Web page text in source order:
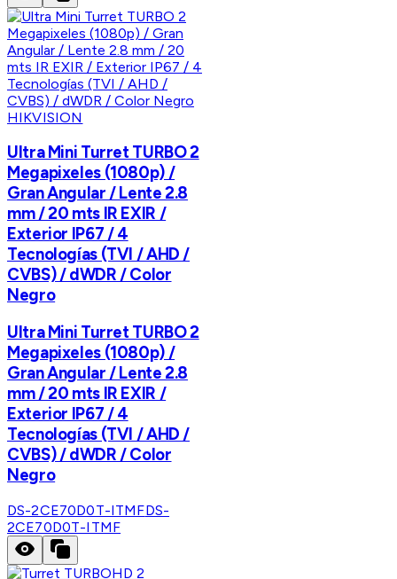
HIKVISION
Ultra Mini Turret TURBO 2
Megapixeles (1080p) /
Gran Angular / Lente 2.8
mm / 20 mts IR EXIR /
Exterior IP67 / 4
Tecnologías (TVI / AHD /
CVBS) / dWDR / Color
Negro
Ultra Mini Turret TURBO 2
Megapixeles (1080p) /
Gran Angular / Lente 2.8
mm / 20 mts IR EXIR /
Exterior IP67 / 4
Tecnologías (TVI / AHD /
CVBS) / dWDR / Color
Negro
DS-2CE70D0T-ITMFDS-
2CE70D0T-ITMF